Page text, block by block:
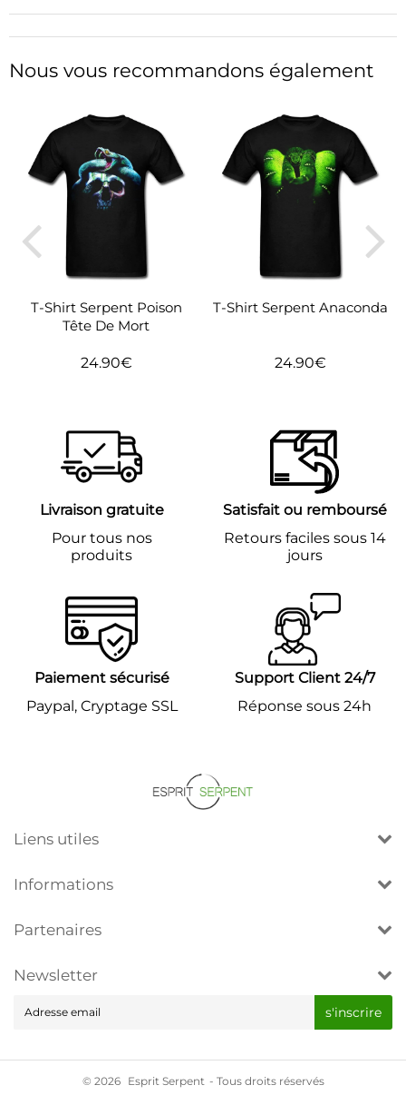
Nous vous recommandons également
T-Shirt Serpent Poison
Tête De Mort
Prix
24.90€
T-Shirt Serpent Anaconda
Prix
24.90€
Livraison gratuite
Pour tous nos
produits
Satisfait ou remboursé
Retours faciles sous 14
jours
Paiement sécurisé
Paypal, Cryptage SSL
Support Client 24/7
Réponse sous 24h
Liens utiles
Informations
Partenaires
Newsletter
mail
s'inscrire
© 2026 Esprit Serpent - Tous droits réservés